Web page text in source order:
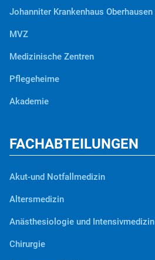
Johanniter Krankenhaus Oberhausen
MVZ
Medizinische Zentren
Pflegeheime
Akademie
FACHABTEILUNGEN
Akut-und Notfallmedizin
Altersmedizin
Anästhesiologie und Intensivmedizin
Chirurgie